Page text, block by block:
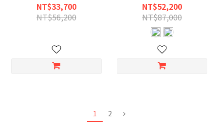
NT$33,700
NT$56,200
NT$52,200
NT$87,000
1 2